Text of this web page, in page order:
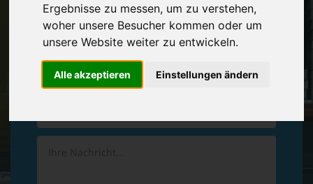
Ergebnisse zu messen, um zu verstehen,
woher unsere Besucher kommen oder um
unsere Website weiter zu entwickeln.
Alle akzeptieren Einstellungen ändern
Vereinbaren Sie einenRückruf
Hinterlassen Sie uns gern eine persönliche Nachricht.